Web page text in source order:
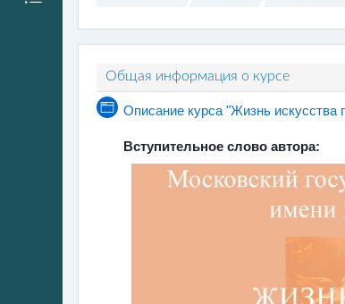
Тематический план
Общая информация о курсе
Описание курса "Жизнь искусства
Вступительное слово автора: